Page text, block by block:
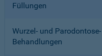
Füllungen
Wurzel- und Parodontose-
Behandlungen